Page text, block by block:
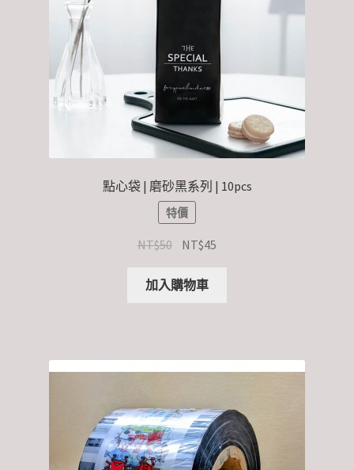
點心袋 | 磨砂黑系列 | 10pcs
特價
NT$50 NT$45
加入購物車